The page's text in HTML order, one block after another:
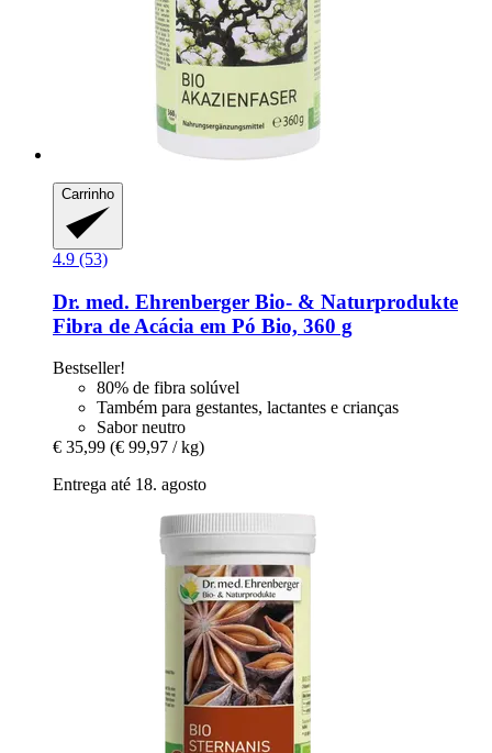
Carrinho
4.9 (53)
Dr. med. Ehrenberger Bio- & Naturprodukte
Fibra de Acácia em Pó Bio, 360 g
Bestseller!
80% de fibra solúvel
Também para gestantes, lactantes e crianças
Sabor neutro
€ 35,99 (€ 99,97 / kg)
Entrega até 18. agosto